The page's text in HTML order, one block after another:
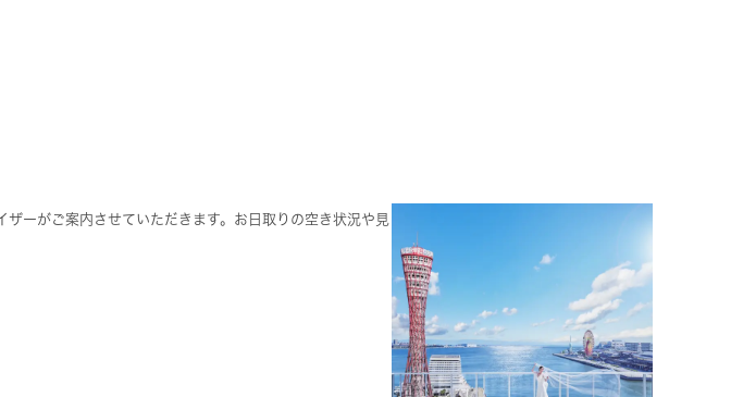
ーがご案内させていただきます。お日取りの空き状況や見